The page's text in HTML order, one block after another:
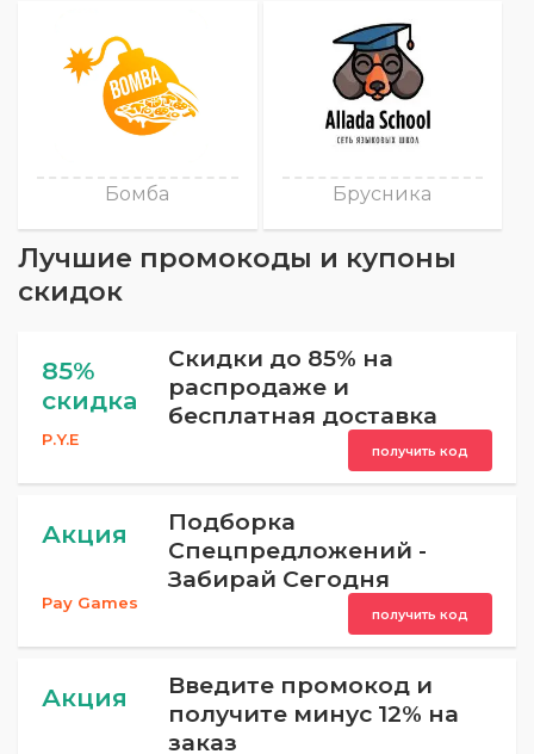
Бомба Брусника
Лучшие промокоды и купоны
скидок
85%
скидка
Скидки до 85% на
распродаже и
бесплатная доставка
P.Y.E
получить код
Акция
Подборка
Спецпредложений -
Забирай Сегодня
Pay Games
получить код
Акция
Введите промокод и
получите минус 12% на
заказ